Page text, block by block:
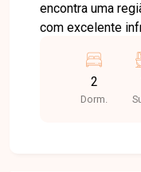
encontra uma
com excelente
supermercados,
comércios,
qualidade de vida. Apartamento novo,
2
Dorm.